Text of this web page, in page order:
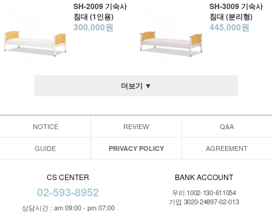
SH-2009 기숙사
침대 (1인용)
300,000원
SH-3009 기숙사
침대 (분리형)
445,000원
더보기 ▼
NOTICE REVIEW Q&A
GUIDE PRIVACY POLICY AGREEMENT
CS CENTER
02-593-8952
상담시간 : am 09:00 - pm 07:00
BANK ACCOUNT
우리 1002-130-611054
기업 3020-24897-02-013